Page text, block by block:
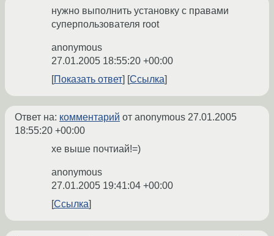
нужно выполнить установку с правами
суперпользователя root
anonymous
27.01.2005 18:55:20 +00:00
Показать ответ
Ссылка
Ответ на: комментарий от anonymous 27.01.2005
18:55:20 +00:00
хе выше почтиай!=)
anonymous
27.01.2005 19:41:04 +00:00
Ссылка